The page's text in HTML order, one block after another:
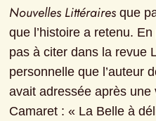
Nouvelles Littéraires que
que l’histoire a retenu.
pas à citer dans la revue
personnelle que l’auteur
avait adressée après
Camaret : « La Belle à